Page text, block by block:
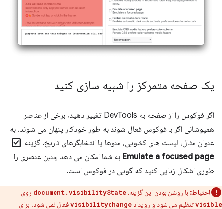
یک صفحه متمرکز را شبیه سازی کنید
اگر فوکوس را از صفحه به DevTools تغییر دهید، برخی از عناصر
همپوشانی اگر با فوکوس فعال شوند به طور خودکار پنهان می شوند. به
عنوان مثال، لیست های کشویی، منوها یا انتخابگرهای تاریخ. گزینه check_box
Emulate a focused page به شما امکان می دهد چنین عنصری را
طوری اشکال زدایی کنید که گویی در فوکوس است.
احتیاط: با روشن بودن این گزینه، document.visibilityState روی
visibleتنظیم می شود و رویداد visibilitychangeفعال نمی شود. برای